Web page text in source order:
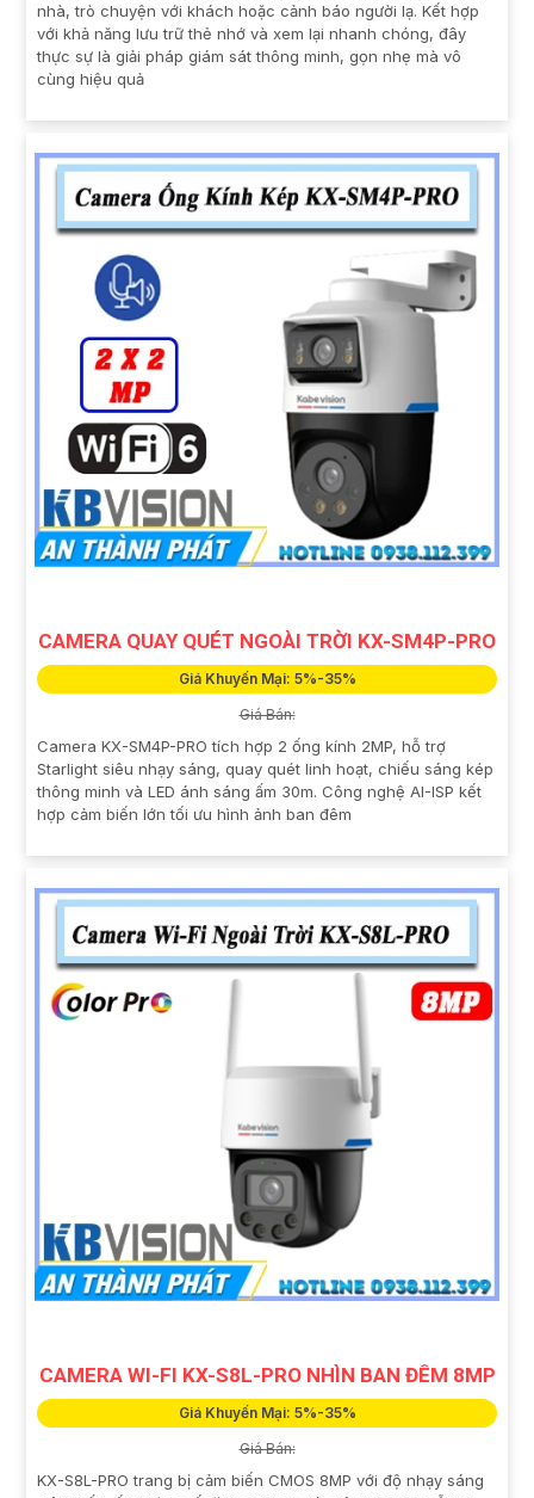
nhà, trò chuyện với khách hoặc cảnh báo người lạ. Kết hợp
với khả năng lưu trữ thẻ nhớ và xem lại nhanh chóng, đây
thực sự là giải pháp giám sát thông minh, gọn nhẹ mà vô
cùng hiệu quả
CAMERA QUAY QUÉT NGOÀI TRỜI KX-SM4P-PRO
Giá Khuyến Mại: 5%-35%
Giá Bán:
Camera KX-SM4P-PRO tích hợp 2 ống kính 2MP, hỗ trợ
Starlight siêu nhạy sáng, quay quét linh hoạt, chiếu sáng kép
thông minh và LED ánh sáng ấm 30m. Công nghệ AI-ISP kết
hợp cảm biến lớn tối ưu hình ảnh ban đêm
CAMERA WI-FI KX-S8L-PRO NHÌN BAN ĐÊM 8MP
Giá Khuyến Mại: 5%-35%
Giá Bán:
KX-S8L-PRO trang bị cảm biến CMOS 8MP với độ nhạy sáng